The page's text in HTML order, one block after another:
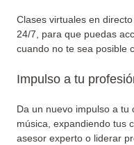
Clases virtuales en
24/7, para que puedas
cuando no te sea posible
Impulso a tu
Da un nuevo impulso a
música, expandiendo tus
asesor experto o liderar